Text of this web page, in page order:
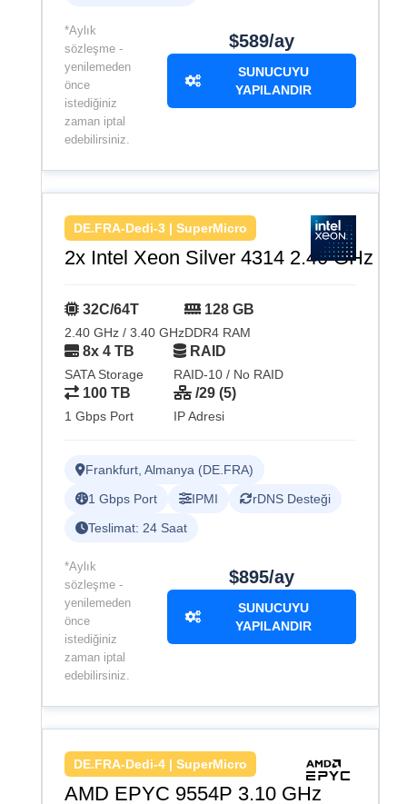
*Aylık
sözleşme -
yenilemeden
önce
istediğiniz
zaman iptal
edebilirsiniz.
$589/ay
SUNUCUYU
YAPILANDIR
DE.FRA-Dedi-3 | SuperMicro
2x Intel Xeon Silver 4314 2.40 GHz
32C/64T
2.40 GHz / 3.40 GHz
128 GB
DDR4 RAM
8x 4 TB
SATA Storage
RAID
RAID-10 / No RAID
100 TB
1 Gbps Port
/29 (5)
IP Adresi
Frankfurt, Almanya (DE.FRA)
1 Gbps Port
IPMI
rDNS Desteği
Teslimat: 24 Saat
*Aylık
sözleşme -
yenilemeden
önce
istediğiniz
zaman iptal
edebilirsiniz.
$895/ay
SUNUCUYU
YAPILANDIR
DE.FRA-Dedi-4 | SuperMicro
AMD EPYC 9554P 3.10 GHz